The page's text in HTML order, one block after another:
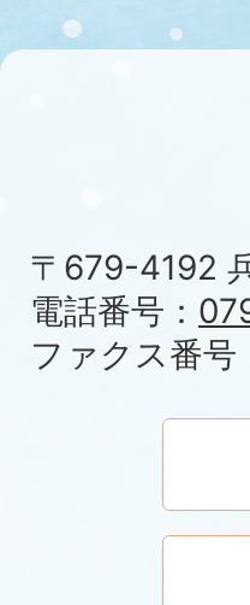
〒679-4192
電話番号：
ファクス番号